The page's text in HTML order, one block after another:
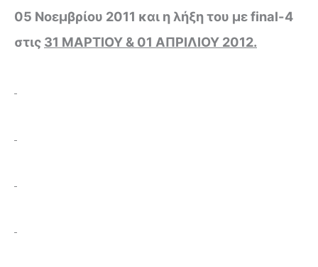
05 Νοεμβρίου 2011 και η λήξη του μεfinal-4
στις 31 ΜΑΡΤΙΟΥ & 01 ΑΠΡΙΛΙΟΥ 2012.